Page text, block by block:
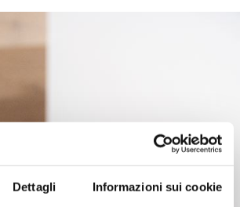
Dettagli Informazioni sui cookie